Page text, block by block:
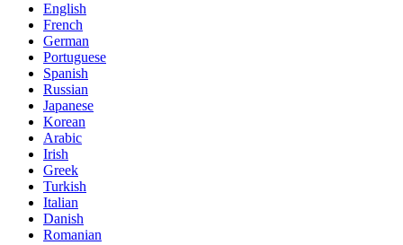
English
French
German
Portuguese
Spanish
Russian
Japanese
Korean
Arabic
Irish
Greek
Turkish
Italian
Danish
Romanian